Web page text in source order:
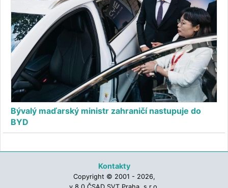
Bývalý maďarský ministr zahraničí nastupuje do
BYD
Kontakty
Copyright © 2001 - 2026,